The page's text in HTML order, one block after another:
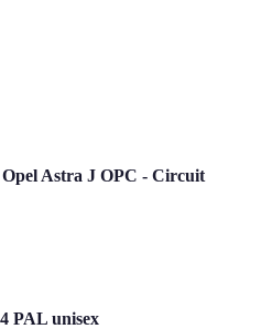
Astra J OPC - Circuit
PAL unisex